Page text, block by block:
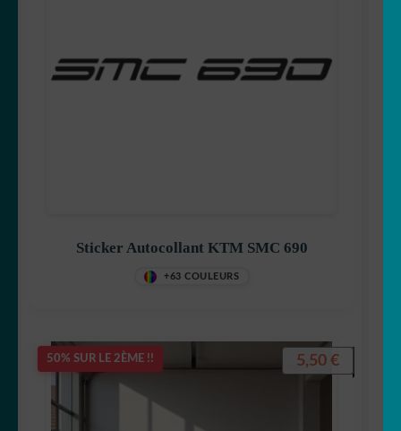
Sticker Autocollant KTM SMC 690
+63 COULEURS
50% SUR LE 2ÈME !! 5,50 €